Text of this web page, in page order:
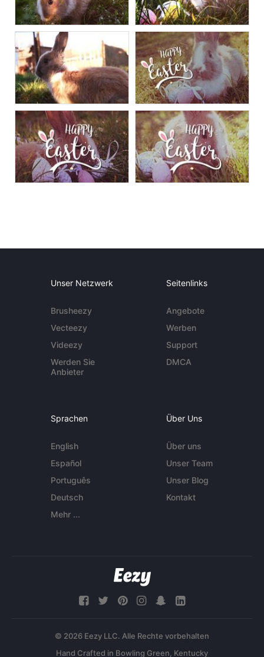
Unser Netzwerk
Brusheezy
Vecteezy
Videezy
Werden Sie
Anbieter
Seitenlinks
Angebote
Werben
Support
DMCA
Sprachen
English
Español
Português
Deutsch
Mehr ...
Über Uns
Über uns
Unser Team
Unser Blog
Kontakt
© 2026 Eezy LLC. Alle Rechte vorbehalten